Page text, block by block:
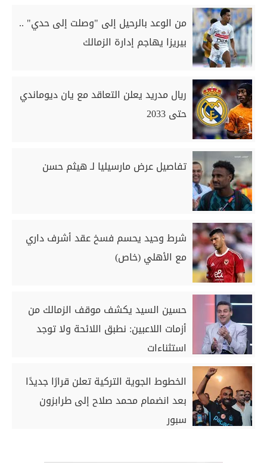
من الوعد بالرحيل إلى "وصلت إلى حدي" ..
بيريزا يهاجم إدارة الزمالك
ريال مدريد يعلن التعاقد مع يان ديوماندي
حتى 2033
تفاصيل عرض مارسيليا لـ هيثم حسن
شرط وحيد يحسم فسخ عقد أشرف داري
مع الأهلي (خاص)
حسين السيد يكشف موقف الزمالك من
أزمات اللاعبين: نطبق اللائحة ولا توجد
استثناءات
الخطوط الجوية التركية تعلن قرارًا جديدًا
بعد انضمام محمد صلاح إلى طرابزون
سبور